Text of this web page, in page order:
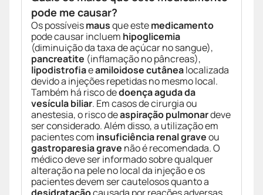
pode me causar?
Os possíveismausque estemedicamento
pode causar incluem hipoglicemia
(diminuição da taxa de açúcar no sangue),
pancreatite (inflamação no pâncreas),
lipodistrofiaeamiloidose cutânealocalizada
devido a injeções repetidas no mesmo local.
Também há risco dedoença aguda da
vesícula biliar. Em casos de cirurgia ou
anestesia, o risco deaspiração pulmonardeve
ser considerado. Além disso, a utilização em
pacientes com insuficiência renal graveou
gastroparesia grave não é recomendada. O
médico deve ser informado sobre qualquer
alteração na pele no local da injeção e os
pacientes devem ser cautelosos quanto a